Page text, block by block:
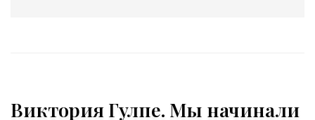
Виктория Гулпе. Мы начинали